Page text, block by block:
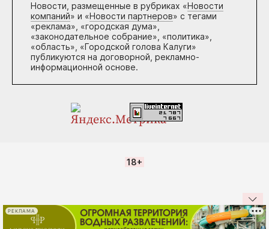
Новости, размещенные в рубриках «Новости
компаний» и «Новости партнеров» с тегами
«реклама», «городская дума»,
«законодательное собрание», «политика»,
«область», «Городской голова Калуги»
публикуются на договорной, рекламно-
информационной основе.
18+
РЕКЛАМА